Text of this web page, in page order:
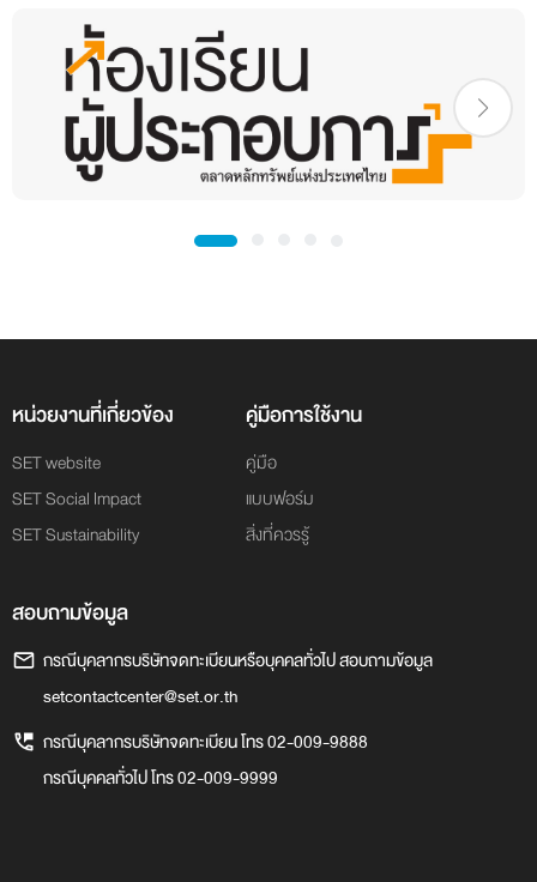
หน่วยงานที่เกี่ยวข้อง
SET website
SET Social Impact
SET Sustainability
คู่มือการใช้งาน
คู่มือ
แบบฟอร์ม
สิ่งที่ควรรู้
สอบถามข้อมูล
กรณีบุคลากรบริษัทจดทะเบียนหรือบุคคลทั่วไป สอบถามข้อมูล
setcontactcenter@set.or.th
กรณีบุคลากรบริษัทจดทะเบียน โทร02-009-9888
กรณีบุคคลทั่วไป โทร02-009-9999